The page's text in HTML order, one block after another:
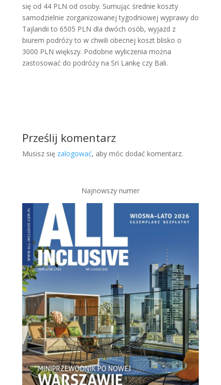
się od 44 PLN od osoby. Sumując średnie koszty
samodzielnie zorganizowanej tygodniowej wyprawy do
Tajlandii to 6505 PLN dla dwóch osób, wyjazd z
biurem podróży to w chwili obecnej koszt blisko o
3000 PLN większy. Podobne wyliczenia można
zastosować do podróży na Sri Lankę czy Bali.
Prześlij komentarz
Musisz się zalogować, aby móc dodać komentarz.
Najnowszy numer